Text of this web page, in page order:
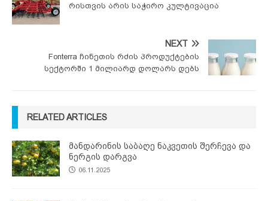
რისთვის არის საჭირო კულტივაცია
NEXT
Fonterra ჩინეთის რძის პროდუქტების
სექტორში 1 მილიარდ დოლარს დებს
RELATED ARTICLES
მანდარინის საბაღე ნაკვეთის შერჩევა და
ნერგის დარგვა
06.11.2025